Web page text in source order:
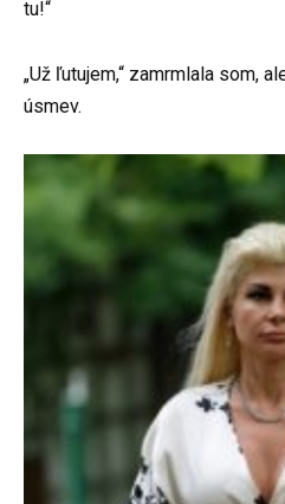
tu!“
„Už ľutujem,“ zamrmlala som,
úsmev.